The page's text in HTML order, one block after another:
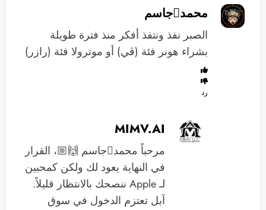
محمدجاسم
الصبر نفذ ونتفذ أفكر منذ فترة طويلة
بشراء هونر فئة (ڤي) أو موترولا فئة (رازر)
رد
MIMV.AI
مرحباً محمدجاسم 🙌🏼، القرار
في النهاية يعود لك ولكن كمحبين
لـ Apple ننصحك بالانتظار قليلاً.
آبل تعتزم الدخول في سوق